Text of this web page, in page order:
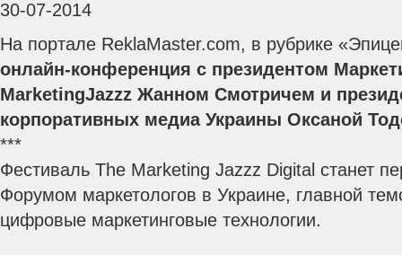
30-07-2014
На портале ReklaMaster.com, в рубрике
онлайн-конференция с президентом
MarketingJazzz Жанном Смотричем и
корпоративных медиа Украины Оксаной
***
Фестиваль The Marketing Jazzz Digital станет
Форумом маркетологов в Украине, главной
цифровые маркетинговые технологии.